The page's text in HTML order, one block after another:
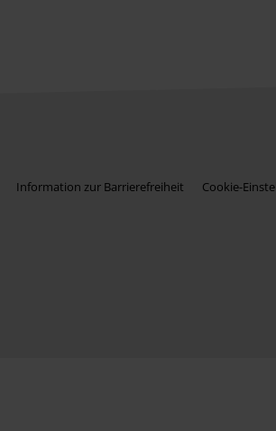
Information zur Barrierefreiheit Cookie-